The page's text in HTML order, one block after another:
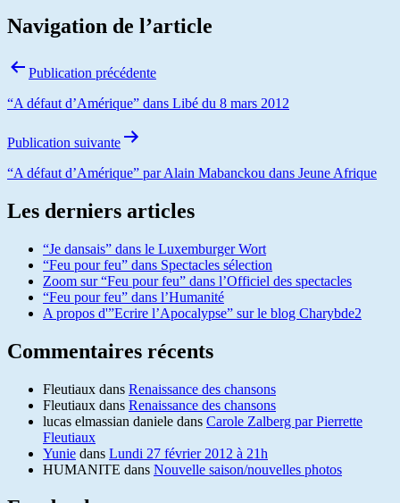
Navigation de l’article
Publication précédente
“A défaut d’Amérique” dans Libé du 8 mars 2012
Publication suivante
“A défaut d’Amérique” par Alain Mabanckou dans Jeune Afrique
Les derniers articles
“Je dansais” dans le Luxemburger Wort
“Feu pour feu” dans Spectacles sélection
Zoom sur “Feu pour feu” dans l’Officiel des spectacles
“Feu pour feu” dans l’Humanité
A propos d'”Ecrire l’Apocalypse” sur le blog Charybde2
Commentaires récents
Fleutiaux dans Renaissance des chansons
Fleutiaux dans Renaissance des chansons
lucas elmassian daniele dans Carole Zalberg par Pierrette
Fleutiaux
Yunie dans Lundi 27 février 2012 à 21h
HUMANITE dans Nouvelle saison/nouvelles photos